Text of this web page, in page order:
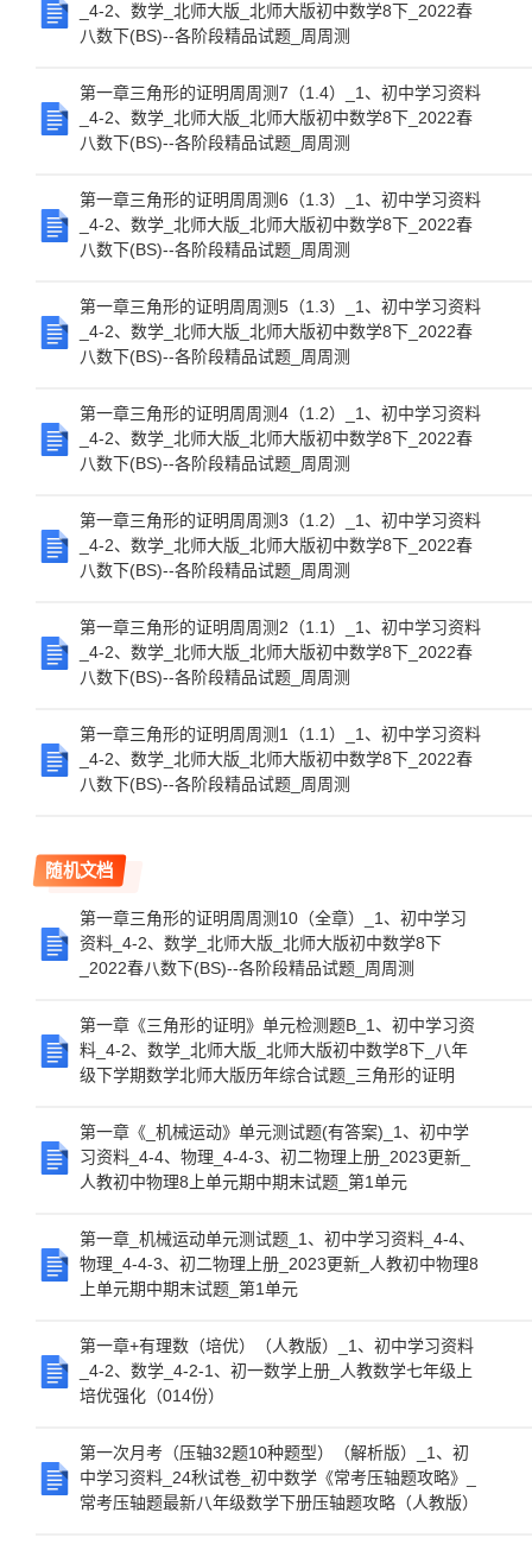
_4-2、数学_北师大版_北师大版初中数学8下_2022春
八数下(BS)--各阶段精品试题_周周测
第一章三角形的证明周周测7（1.4）_1、初中学习资料
_4-2、数学_北师大版_北师大版初中数学8下_2022春
八数下(BS)--各阶段精品试题_周周测
第一章三角形的证明周周测6（1.3）_1、初中学习资料
_4-2、数学_北师大版_北师大版初中数学8下_2022春
八数下(BS)--各阶段精品试题_周周测
第一章三角形的证明周周测5（1.3）_1、初中学习资料
_4-2、数学_北师大版_北师大版初中数学8下_2022春
八数下(BS)--各阶段精品试题_周周测
第一章三角形的证明周周测4（1.2）_1、初中学习资料
_4-2、数学_北师大版_北师大版初中数学8下_2022春
八数下(BS)--各阶段精品试题_周周测
第一章三角形的证明周周测3（1.2）_1、初中学习资料
_4-2、数学_北师大版_北师大版初中数学8下_2022春
八数下(BS)--各阶段精品试题_周周测
第一章三角形的证明周周测2（1.1）_1、初中学习资料
_4-2、数学_北师大版_北师大版初中数学8下_2022春
八数下(BS)--各阶段精品试题_周周测
第一章三角形的证明周周测1（1.1）_1、初中学习资料
_4-2、数学_北师大版_北师大版初中数学8下_2022春
八数下(BS)--各阶段精品试题_周周测
随机文档
第一章三角形的证明周周测10（全章）_1、初中学习
资料_4-2、数学_北师大版_北师大版初中数学8下
_2022春八数下(BS)--各阶段精品试题_周周测
第一章《三角形的证明》单元检测题B_1、初中学习资
料_4-2、数学_北师大版_北师大版初中数学8下_八年
级下学期数学北师大版历年综合试题_三角形的证明
第一章《_机械运动》单元测试题(有答案)_1、初中学
习资料_4-4、物理_4-4-3、初二物理上册_2023更新_
人教初中物理8上单元期中期末试题_第1单元
第一章_机械运动单元测试题_1、初中学习资料_4-4、
物理_4-4-3、初二物理上册_2023更新_人教初中物理8
上单元期中期末试题_第1单元
第一章+有理数（培优）（人教版）_1、初中学习资料
_4-2、数学_4-2-1、初一数学上册_人教数学七年级上
培优强化（014份）
第一次月考（压轴32题10种题型）（解析版）_1、初
中学习资料_24秋试卷_初中数学《常考压轴题攻略》_
常考压轴题最新八年级数学下册压轴题攻略（人教版）